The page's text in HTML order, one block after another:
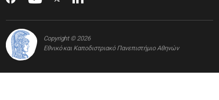
Copyright © 2026
Εθνικό και Καποδιστριακό Πανεπιστήμιο Αθηνών